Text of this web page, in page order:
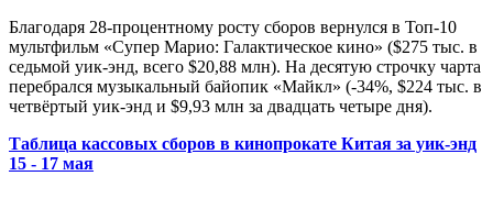
Благодаря 28-процентному росту сборов вернулся в Топ-10
мультфильм «Супер Марио: Галактическое кино» ($275 тыс. в
седьмой уик-энд, всего $20,88 млн). На десятую строчку чарта
перебрался музыкальный байопик «Майкл» (-34%, $224 тыс. в
четвёртый уик-энд и $9,93 млн за двадцать четыре дня).
Таблица кассовых сборов в кинопрокате Китая за уик-энд
15 - 17 мая